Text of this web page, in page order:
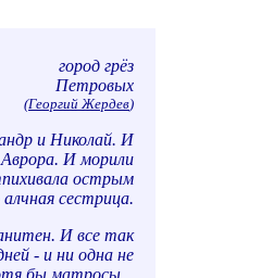
город грёз
Петровых
(Георгий Жердев)
и Николай. И
И морили
острым
алчная сестрица.
И все так
- и ни одна не
бы матросы...